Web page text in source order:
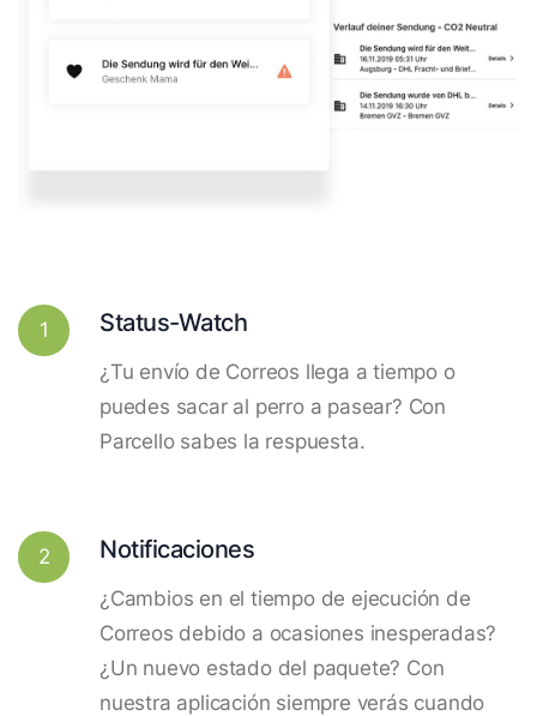
1 Status-Watch
¿Tu envío de Correos llega a tiempo o
puedes sacar al perro a pasear? Con
Parcello sabes la respuesta.
2 Notificaciones
¿Cambios en el tiempo de ejecución de
Correos debido a ocasiones inesperadas?
¿Un nuevo estado del paquete? Con
nuestra aplicación siempre verás cuando